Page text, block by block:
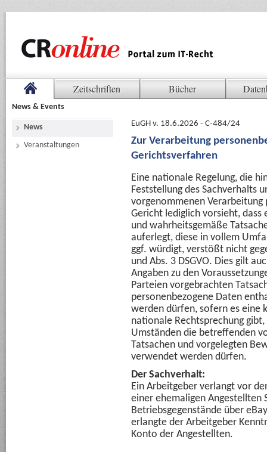
Zeitschriften Bücher
News & Events
News
Veranstaltungen
EuGH v. 18.6.2026 - C-484/24
Zur Verarbeitung
Gerichtsverfahren
Eine nationale Regelung, die
Feststellung des Sachverhalts
vorgenommenen Verarbeitung
Gericht lediglich vorsieht,
und wahrheitsgemäße
auferlegt, diese in vollem
ggf. würdigt, verstößt nicht
und Abs. 3 DSGVO. Dies gilt
Angaben zu den
Parteien vorgebrachten
personenbezogene Daten
werden dürfen, sofern es eine
nationale Rechtsprechung
Umständen die betreffenden
Tatsachen und vorgelegten
verwendet werden dürfen.
Der Sachverhalt:
Ein Arbeitgeber verlangt vor
einer ehemaligen Angestellten
Betriebsgegenstände über
erlangte der Arbeitgeber
Konto der Angestellten.